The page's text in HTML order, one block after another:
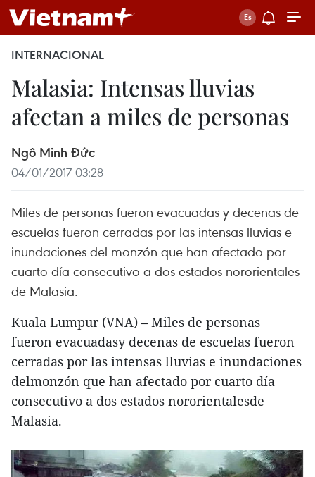
INTERNACIONAL
Malasia: Intensas lluvias
afectan a miles de personas
Ngô Minh Đức
04/01/2017 03:28
Miles de personas fueron evacuadas y decenas de
escuelas fueron cerradas por las intensas lluvias e
inundaciones del monzón que han afectado por
cuarto día consecutivo a dos estados nororientales
de Malasia.
Kuala Lumpur (VNA) – Miles de personas
fueron evacuadasy decenas de escuelas fueron
cerradas por las intensas lluvias e inundaciones
delmonzón que han afectado por cuarto día
consecutivo a dos estados nororientalesde
Malasia.